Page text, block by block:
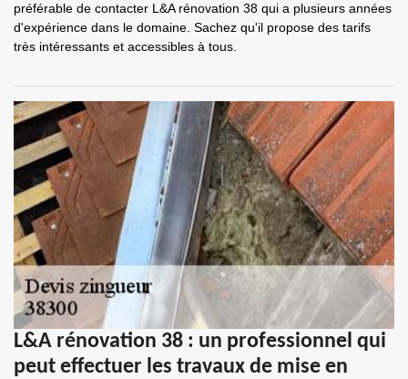
préférable de contacter L&A rénovation 38 qui a plusieurs années
d'expérience dans le domaine. Sachez qu'il propose des tarifs
très intéressants et accessibles à tous.
L&A rénovation 38 : un professionnel qui
peut effectuer les travaux de mise en